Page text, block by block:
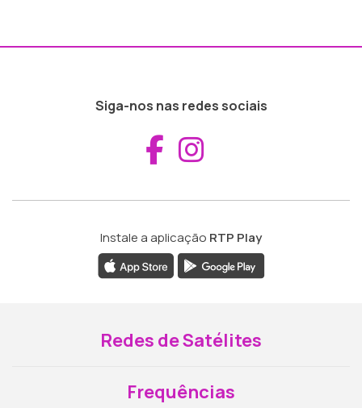
Siga-nos nas redes sociais
Aceder ao
Instale a aplicação RTP Play
Redes de Satélites
Frequências